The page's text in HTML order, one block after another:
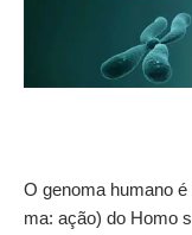
O genoma humano
ma: ação) do Homo